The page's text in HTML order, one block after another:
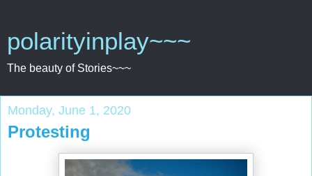
polarityinplay~~~
The beauty of Stories~~~
Monday, June 1, 2020
Protesting